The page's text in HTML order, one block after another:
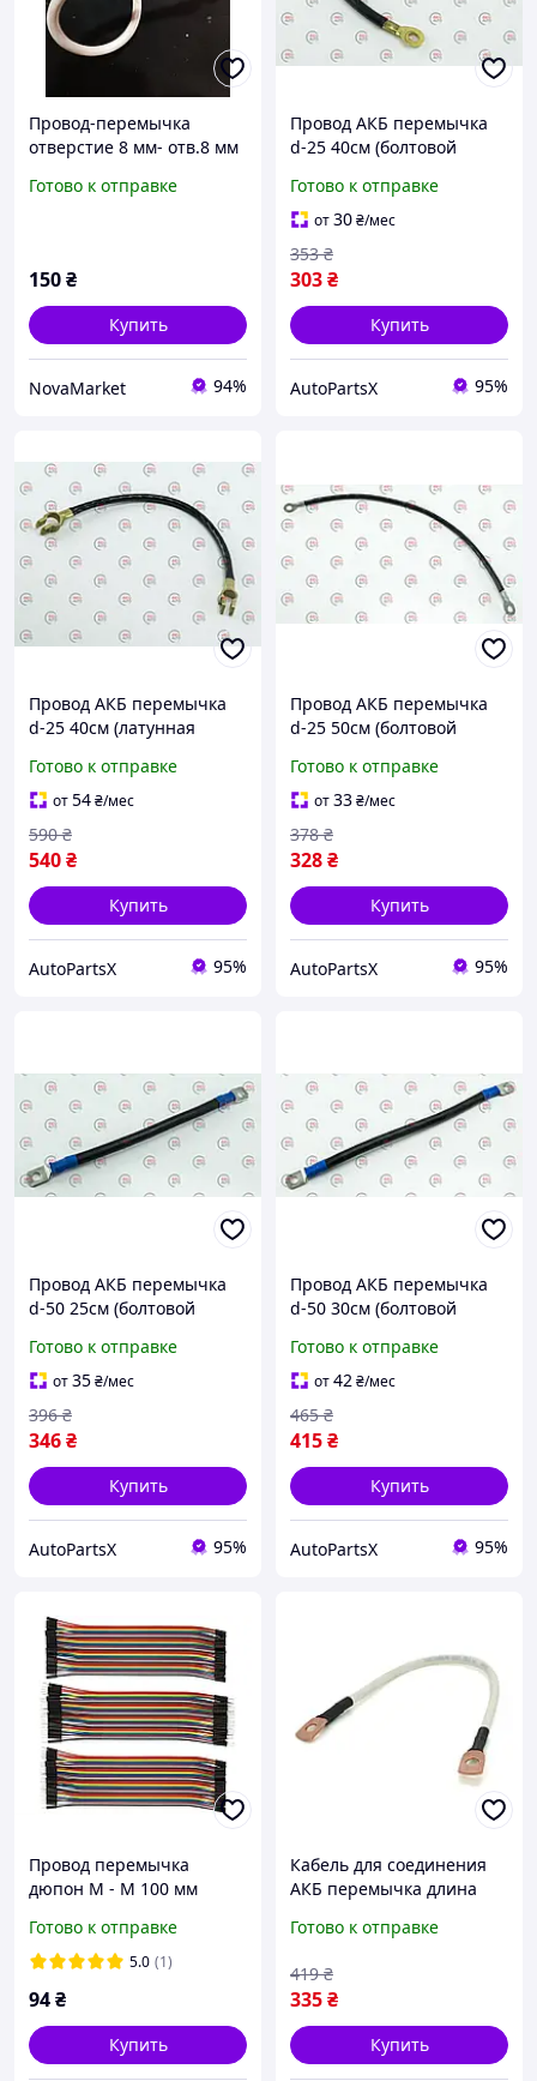
Провод-перемычка
отверстие 8 мм- отв.8 мм
Готово к отправке
150₴
Купить
NovaMarket 94%
Провод АКБ перемычка
d-25 40см (болтовой
Готово к отправке
от30₴/мес
303₴
353 ₴
Купить
AutoPartsX 95%
Провод АКБ перемычка
d-25 40см (латунная
Готово к отправке
от54₴/мес
540₴
590 ₴
Купить
AutoPartsX 95%
Провод АКБ перемычка
d-25 50см (болтовой
Готово к отправке
от33₴/мес
328₴
378 ₴
Купить
AutoPartsX 95%
Провод АКБ перемычка
d-50 25см (болтовой
Готово к отправке
от35₴/мес
346₴
396 ₴
Купить
AutoPartsX 95%
Провод АКБ перемычка
d-50 30см (болтовой
Готово к отправке
от42₴/мес
415₴
465 ₴
Купить
AutoPartsX 95%
Провод перемычка
дюпон М - М 100 мм
Готово к отправке
5.0 (1)
94₴
Купить
Кабель для соединения
АКБ перемычка длина
ПВ-3/КГНВ Одессакабель
медь newyork
Готово к отправке
335₴
419 ₴
Купить